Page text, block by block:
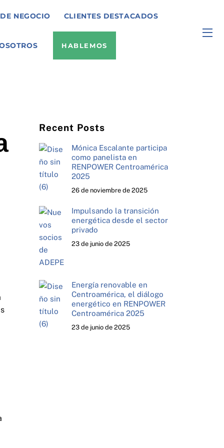
NEGOCIO CLIENTES DESTACADOS
HABLEMOS
Recent Posts
Mónica Escalante participa
como panelista en
RENPOWER Centroamérica
2025
26 de noviembre de 2025
Impulsando la transición
energética desde el sector
privado
23 de junio de 2025
Energía renovable en
Centroamérica, el diálogo
energético en RENPOWER
Centroamérica 2025
23 de junio de 2025